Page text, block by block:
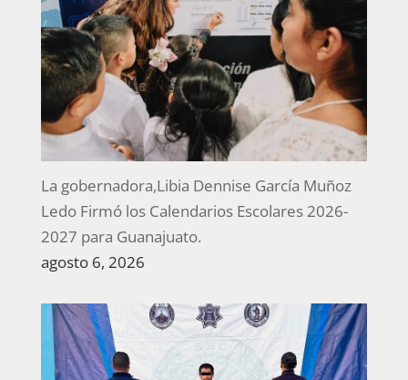
La gobernadora,Libia Dennise García Muñoz
Ledo Firmó los Calendarios Escolares 2026-
2027 para Guanajuato.
agosto 6, 2026